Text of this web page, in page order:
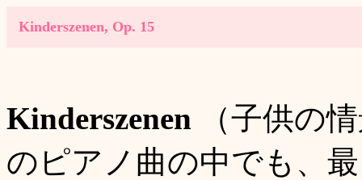
Kinderszenen, Op. 15
Kinderszenen （子供の
のピアノ曲の中でも、